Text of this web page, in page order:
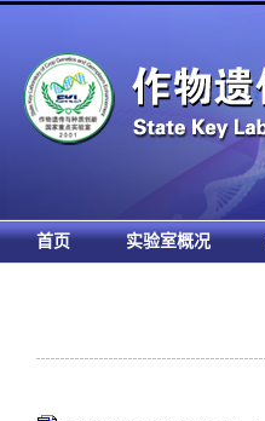
首页 实验室概况